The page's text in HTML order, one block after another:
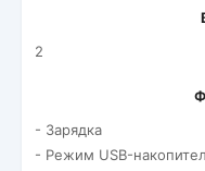
2
- Зарядка
- Режим USB-